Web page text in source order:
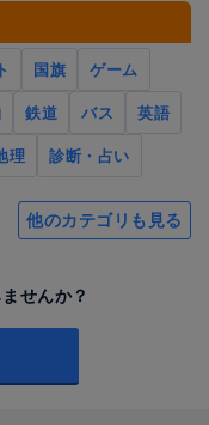
国旗
ゲーム
鉄道 バス
英語
理 診断・占い
他のカテゴリも見る
せんか？